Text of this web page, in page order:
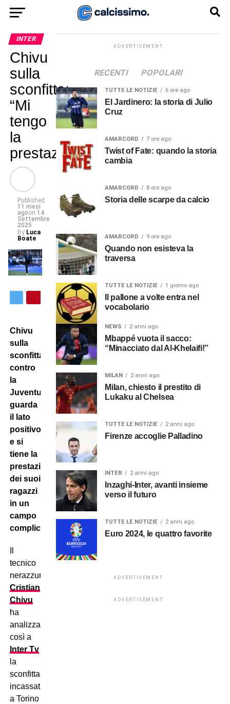
INTER
Chivu
sulla
sconfitta:
“Mi
tengo
la
prestazione”
Published
11 mesi
agoon 14
Settembre
2025
By Luca
Boate
Chivu
sulla
sconfitta
contro
la
Juventus
guarda
il lato
positivo
e si
tiene la
prestazione
dei suoi
ragazzi
in un
campo
complicato.
tecnico
nerazzurro
Cristian
Chivu
ha
analizzato
così a
Inter Tv
la
sconfitta
incassata
a Torino
ADVERTISEMENT
RECENTI POPOLARI
TUTTE LE NOTIZIE 6 ore ago
El Jardinero: la storia di Julio
Cruz
AMARCORD 7 ore ago
Twist of Fate: quando la storia
cambia
AMARCORD 8 ore ago
Storia delle scarpe da calcio
AMARCORD 9 ore ago
Quando non esisteva la
traversa
TUTTE LE NOTIZIE 1 giorno ago
Il pallone a volte entra nel
vocabolario
NEWS 2 anni ago
Mbappé vuota il sacco:
“Minacciato dal Al-Khelaifi!”
MILAN 2 anni ago
Milan, chiesto il prestito di
Lukaku al Chelsea
TUTTE LE NOTIZIE 2 anni ago
Firenze accoglie Palladino
INTER 2 anni ago
Inzaghi-Inter, avanti insieme
verso il futuro
TUTTE LE NOTIZIE 2 anni ago
Euro 2024, le quattro favorite
ADVERTISEMENT
ADVERTISEMENT